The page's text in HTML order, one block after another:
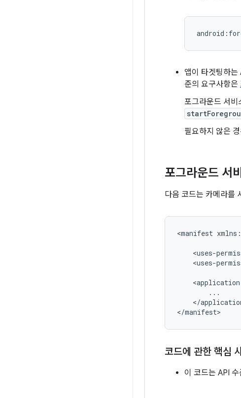
앱이 타겟팅하
준의 요구사항은
포그라운드 서
필요하지 않은
포그라운드 서
다음 코드는 카메라를
<manifest
<uses-
<uses-
<application
</
코드에 관한 핵심
이 코드는 API